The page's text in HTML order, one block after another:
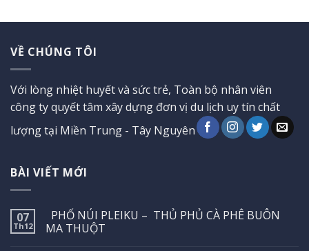
VỀ CHÚNG TÔI
Với lòng nhiệt huyết và sức trẻ, Toàn bộ nhân viên
công ty quyết tâm xây dựng đơn vị du lịch uy tín chất
lượng tại Miền Trung - Tây Nguyên
BÀI VIẾT MỚI
07
Th12
PHỐ NÚI PLEIKU – THỦ PHỦ CÀ PHÊ BUÔN
MA THUỘT